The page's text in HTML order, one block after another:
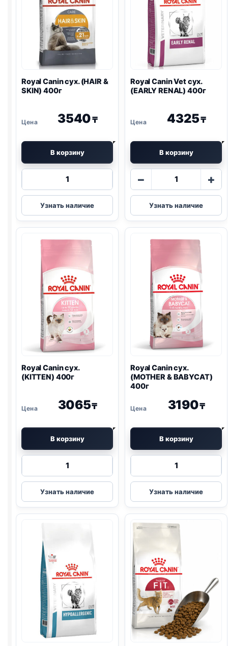
Royal Canin сух. (HAIR &
SKIN) 400г
3540₸
В корзину
Количество
Royal
Canin
сух.
400г
Узнать наличие
Royal Canin Vet сух.
(EARLYRENAL) 400г
4325₸
В корзину
−
Количество
Royal
Canin
Vet
(EARLY
)
400г
+
Узнать наличие
Royal Canin сух.
(KITTEN) 400г
3065₸
В корзину
Количество
Royal
Canin
сух.
Узнать наличие
Royal Canin сух.
(MOTHER & BABYCAT)
400г
3190₸
В корзину
Количество
Royal
Canin
сух.
&
400г
Узнать наличие